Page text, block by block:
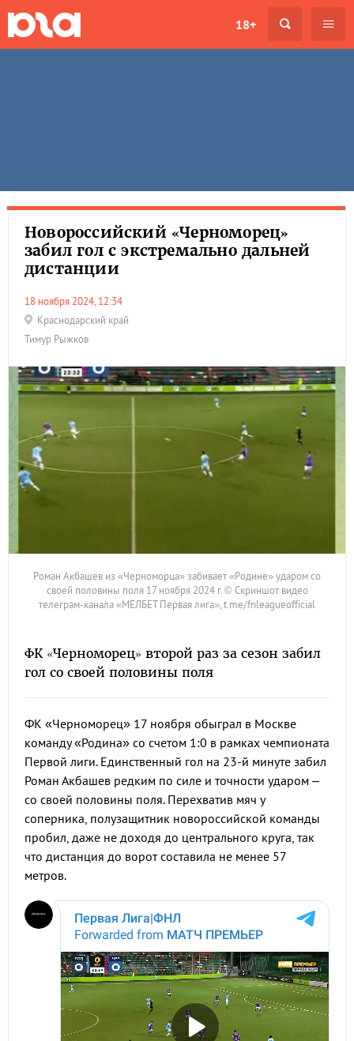
18+
Новороссийский «Черноморец»
забил гол с экстремально дальней
дистанции
18 ноября 2024, 12:34
Краснодарский край
Тимур Рыжков
Роман Акбашев из «Черноморца» забивает «Родине» ударом со
своей половины поля 17 ноября 2024 г. © Скриншот видео
телеграм-канала «МЕЛБЕТ Первая лига», t.me/fnleagueofficial
ФК «Черноморец» второй раз за сезон забил
гол со своей половины поля
ФК «Черноморец» 17 ноября обыграл в Москве
команду «Родина» со счетом 1:0 в рамках чемпионата
Первой лиги. Единственный гол на 23-й минуте забил
Роман Акбашев редким по силе и точности ударом ‒
со своей половины поля. Перехватив мяч у
соперника, полузащитник новороссийской команды
пробил, даже не доходя до центрального круга, так
что дистанция до ворот составила не менее 57
метров.